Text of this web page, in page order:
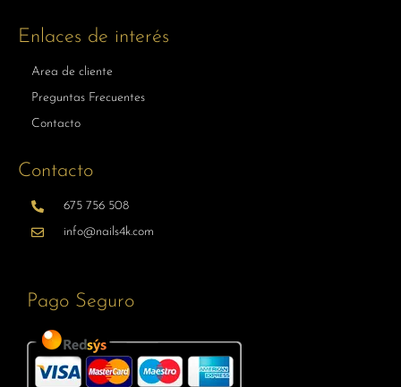
Enlaces de interés
Area de cliente
Preguntas Frecuentes
Contacto
Contacto
675 756 508
info@nails4k.com
Pago Seguro